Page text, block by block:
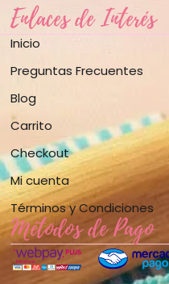
Enlaces de Interés
Inicio
Preguntas Frecuentes
Blog
Carrito
Checkout
Mi cuenta
Términos y Condiciones
Métodos de Pago